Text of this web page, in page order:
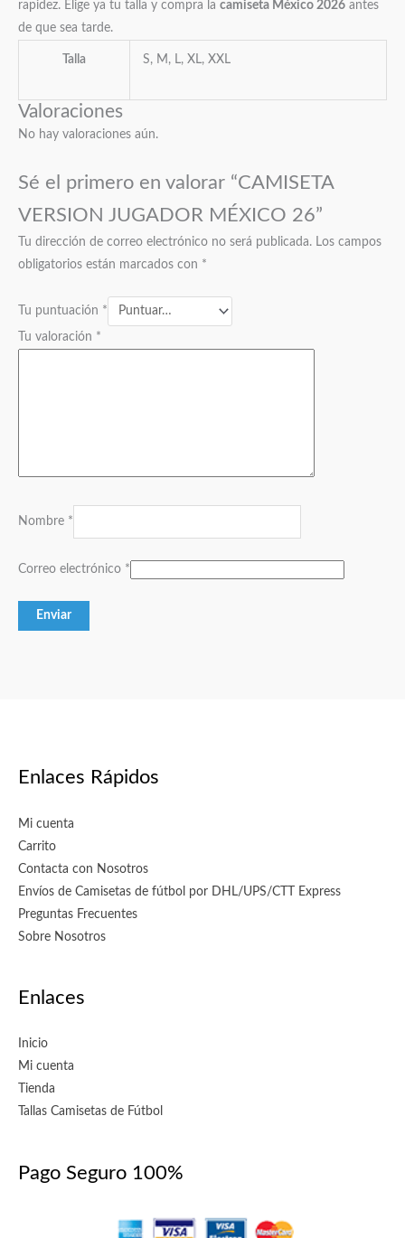
rapidez. Elige ya tu talla y compra la camiseta México 2026 antes
de que sea tarde.
Talla S, M, L, XL, XXL
Valoraciones
No hay valoraciones aún.
Sé el primero en valorar “CAMISETA
VERSION JUGADOR MÉXICO 26”
Tu dirección de correo electrónico no será publicada. Los campos
obligatorios están marcados con *
Tu puntuación *
Tu valoración *
Nombre *
Correo electrónico *
Enlaces Rápidos
Mi cuenta
Carrito
Contacta con Nosotros
Envíos de Camisetas de fútbol por DHL/UPS/CTT Express
Preguntas Frecuentes
Sobre Nosotros
Enlaces
Inicio
Mi cuenta
Tienda
Tallas Camisetas de Fútbol
Pago Seguro 100%